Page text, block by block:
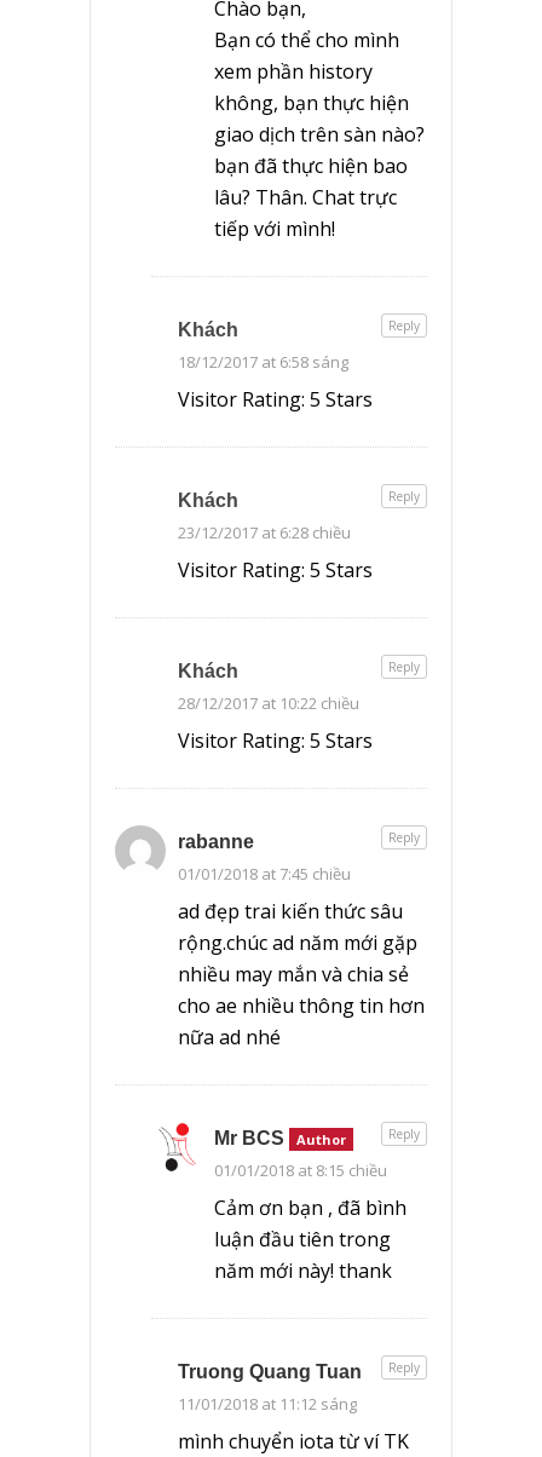
Chào bạn,
Bạn có thể cho mình
xem phần history
không, bạn thực hiện
giao dịch trên sàn nào?
bạn đã thực hiện bao
lâu? Thân. Chat trực
tiếp với mình!
Khách
18/12/2017 at 6:58 sáng
Visitor Rating: 5 Stars
Reply
Khách
23/12/2017 at 6:28 chiều
Visitor Rating: 5 Stars
Reply
Khách
28/12/2017 at 10:22 chiều
Visitor Rating: 5 Stars
Reply
rabanne
01/01/2018 at 7:45 chiều
ad đẹp trai kiến thức sâu
rộng.chúc ad năm mới gặp
nhiều may mắn và chia sẻ
cho ae nhiều thông tin hơn
nữa ad nhé
Reply
Mr BCS Author
01/01/2018 at 8:15 chiều
Cảm ơn bạn , đã bình
luận đầu tiên trong
năm mới này! thank
Reply
Truong Quang Tuan
11/01/2018 at 11:12 sáng
mình chuyển iota từ ví TK
Reply